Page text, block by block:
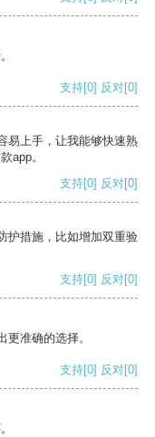
支持[0] 反对[0]
易上手，让我能够快速熟
app。
支持[0] 反对[0]
护措施，比如增加双重验
支持[0] 反对[0]
准确的选择。
支持[0] 反对[0]